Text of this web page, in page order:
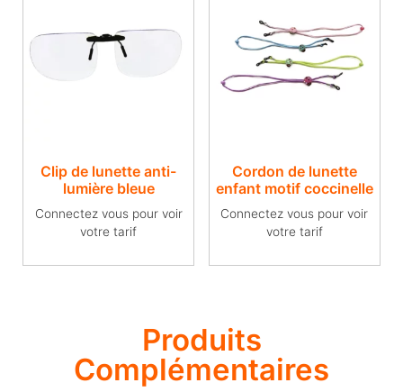
Clip de lunette anti-
lumière bleue
Connectez vous pour voir
votre tarif
Cordon de lunette
enfant motif coccinelle
Connectez vous pour voir
votre tarif
Produits
Complémentaires